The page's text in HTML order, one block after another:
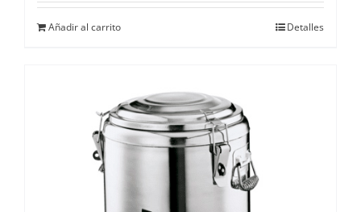
Añadir al carrito Detalles